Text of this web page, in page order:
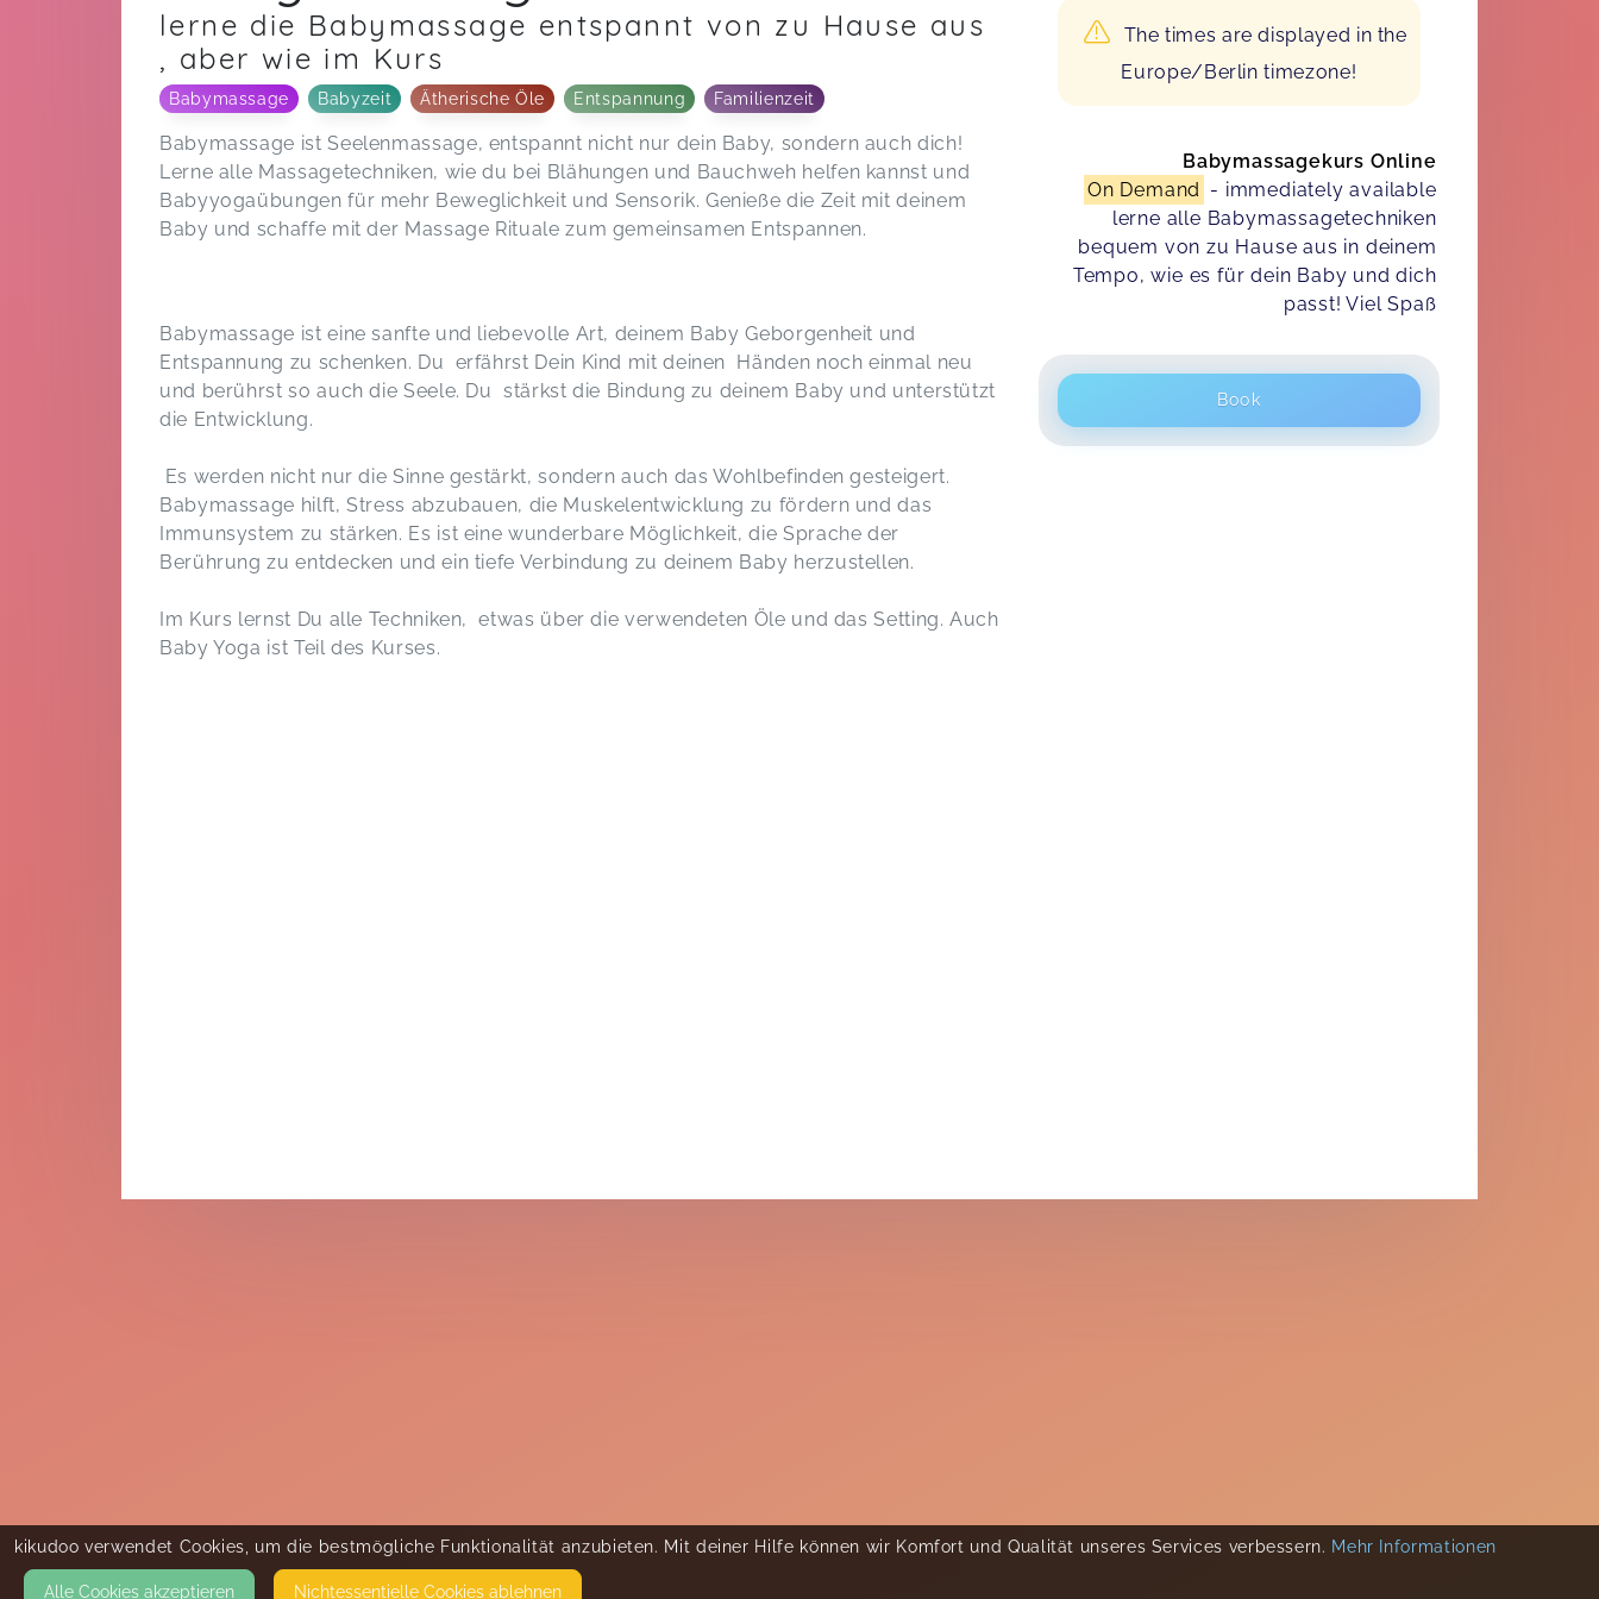
lerne die Babymassage entspannt von zu Hause aus
, aber wie im Kurs
Babymassage Babyzeit Ätherische Öle Entspannung Familienzeit
Babymassage ist Seelenmassage, entspannt nicht nur dein Baby, sondern auch dich!
Lerne alle Massagetechniken, wie du bei Blähungen und Bauchweh helfen kannst und
Babyyogaübungen für mehr Beweglichkeit und Sensorik. Genieße die Zeit mit deinem
Baby und schaffe mit der Massage Rituale zum gemeinsamen Entspannen.
Babymassage ist eine sanfte und liebevolle Art, deinem Baby Geborgenheit und
Entspannung zu schenken. Du erfährst Dein Kind mit deinen Händen noch einmal neu
und berührst so auch die Seele. Du stärkst die Bindung zu deinem Baby und unterstützt
die Entwicklung.
Es werden nicht nur die Sinne gestärkt, sondern auch das Wohlbefinden gesteigert.
Babymassage hilft, Stress abzubauen, die Muskelentwicklung zu fördern und das
Immunsystem zu stärken. Es ist eine wunderbare Möglichkeit, die Sprache der
Berührung zu entdecken und ein tiefe Verbindung zu deinem Baby herzustellen.
Im Kurs lernst Du alle Techniken, etwas über die verwendeten Öle und das Setting. Auch
Baby Yoga ist Teil des Kurses.
The times are displayed in the
Europe/Berlin timezone!
Babymassagekurs Online
On Demand - immediately available
lerne alle Babymassagetechniken
bequem von zu Hause aus in deinem
Tempo, wie es für dein Baby und dich
passt! Viel Spaß
Book
kikudoo verwendet Cookies, um die bestmögliche Funktionalität anzubieten. Mit deiner Hilfe können wir Komfort und Qualität unseres Services verbessern. Mehr Informationen
Alle Cookies akzeptieren Nicht­essentielle Cookies ablehnen